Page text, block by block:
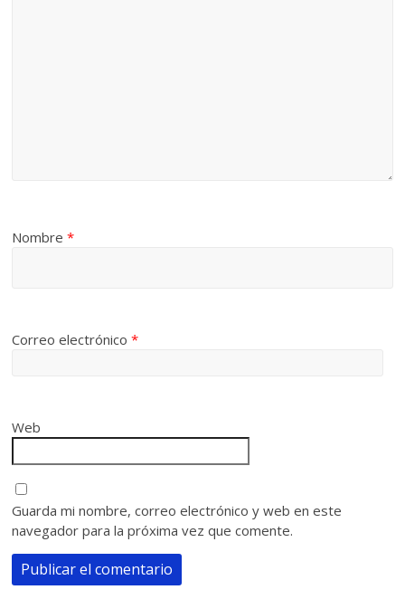
Nombre*
Correo electrónico*
Web
Guarda mi nombre, correo electrónico y web en este
navegador para la próxima vez que comente.